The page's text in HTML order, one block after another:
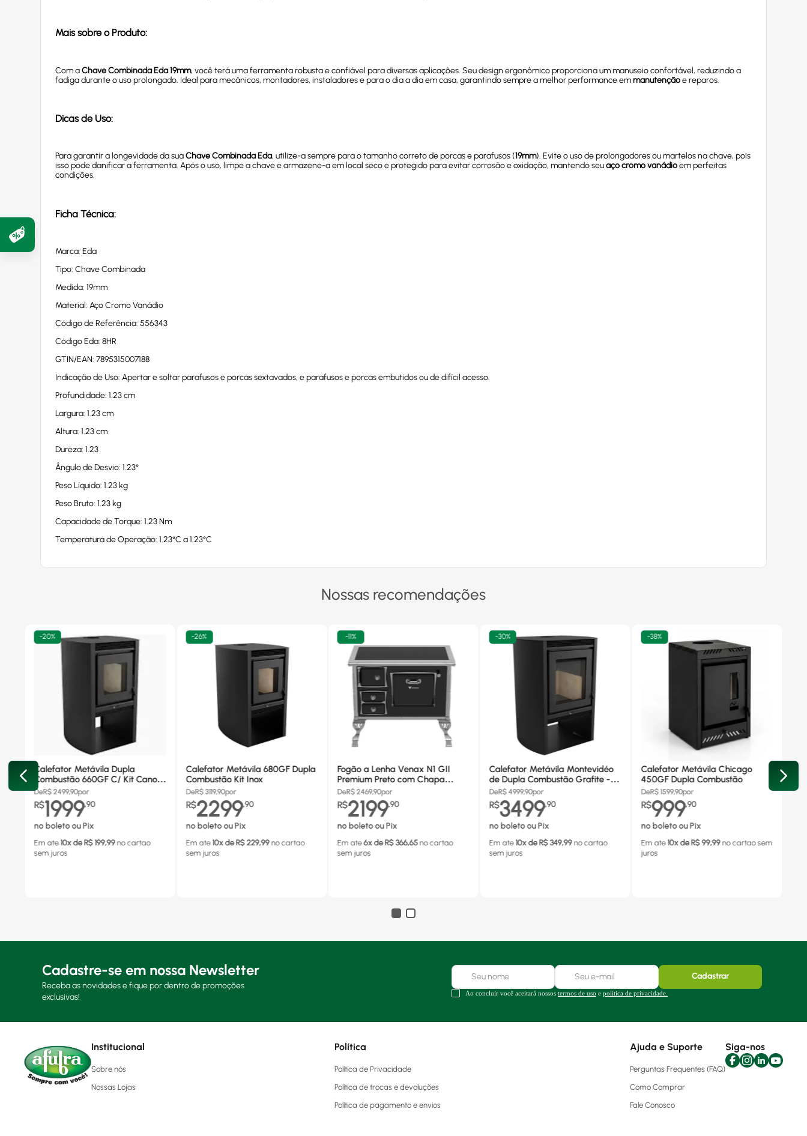
Mais sobre o Produto:
Com aChave Combinada Eda 19mm, você terá uma ferramenta robusta e confiável para diversas aplicações. Seu design ergonômico proporciona um manuseio confortável, reduzindo a
fadiga durante o uso prolongado. Ideal para mecânicos, montadores, instaladores e para o dia a dia em casa, garantindo sempre a melhor performance emmanutençãoe reparos.
Dicas de Uso:
Para garantir a longevidade da suaChave Combinada Eda, utilize-a sempre para o tamanho correto de porcas e parafusos (19mm). Evite o uso de prolongadores ou martelos na chave, pois
isso pode danificar a ferramenta. Após o uso, limpe a chave e armazene-a em local seco e protegido para evitar corrosão e oxidação, mantendo seuaço cromo vanádioem perfeitas
condições.
Ficha Técnica:
Marca: Eda
Tipo: Chave Combinada
Medida: 19mm
Material: Aço Cromo Vanádio
Código de Referência: 556343
Código Eda: 8HR
GTIN/EAN: 7895315007188
Indicação de Uso: Apertar e soltar parafusos e porcas sextavados, e parafusos e porcas embutidos ou de difícil acesso.
Profundidade: 1.23 cm
Largura: 1.23 cm
Altura: 1.23 cm
Dureza: 1.23
Ângulo de Desvio: 1.23°
Peso Líquido: 1.23 kg
Peso Bruto: 1.23 kg
Capacidade de Torque: 1.23 Nm
Temperatura de Operação: 1.23°C a 1.23°C
Nossas recomendações
-20%
Calefator Metávila Dupla
Combustão 660GF C/ Kit Canos
Inox
DeR$2499,90por
R$1999,90
no boleto ou Pix
Em ate 10x de R$ 199,99 no cartao
sem juros
-26%
Calefator Metávila 680GF Dupla
Combustão Kit Inox
DeR$3119,90por
R$2299,90
no boleto ou Pix
Em ate 10x de R$ 229,99 no cartao
sem juros
-11%
Fogão a Lenha Venax N1 GII
Premium Preto com Chapa
Vitrocerâmica - Chaminé Saída
Lado Direito
DeR$2469,90por
R$2199,90
no boleto ou Pix
Em ate 6x de R$ 366,65 no cartao
sem juros
-30%
Calefator Metávila Montevidéo
de Dupla Combustão Grafite -
880GF
DeR$ 4999,90por
R$3499,90
no boleto ou Pix
Em ate 10x de R$ 349,99 no cartao
sem juros
-38%
Calefator Metávila Chicago
450GF Dupla Combustão
DeR$ 1599,90por
R$999,90
no boleto ou Pix
Em ate 10x de R$ 99,99 no cartaosem
juros
Cadastre-se em nossa Newsletter
Receba as novidades e fique por dentro de promoções
exclusivas!
Cadastrar
Ao concluir você aceitará nossos termos de uso e política de privacidade.
Institucional
Sobre nós
Nossas Lojas
Política
Política de Privacidade
Política de trocas e devoluções
Política de pagamento e envios
Ajuda e Suporte
Perguntas Frequentes (FAQ)
Como Comprar
Fale Conosco
Siga-nos